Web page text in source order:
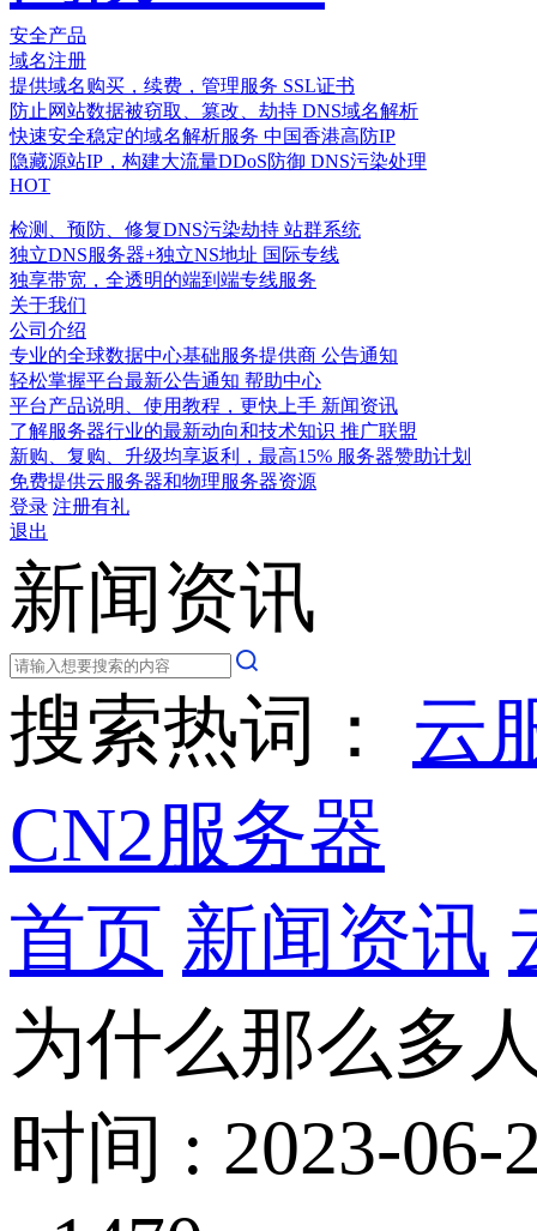
安全产品
域名注册
提供域名购买，续费，管理服务 SSL证书
防止网站数据被窃取、篡改、劫持 DNS域名解析
快速安全稳定的域名解析服务 中国香港高防IP
隐藏源站IP，构建大流量DDoS防御 DNS污染处理
HOT
检测、预防、修复DNS污染劫持 站群系统
独立DNS服务器+独立NS地址 国际专线
独享带宽，全透明的端到端专线服务
关于我们
公司介绍
专业的全球数据中心基础服务提供商 公告通知
轻松掌握平台最新公告通知 帮助中心
平台产品说明、使用教程，更快上手 新闻资讯
了解服务器行业的最新动向和技术知识 推广联盟
新购、复购、升级均享返利，最高15% 服务器赞助计划
免费提供云服务器和物理服务器资源
登录 注册有礼
退出
新闻资讯
搜索热词： 云
CN2服务器
首页 新闻资讯
为什么那么多
时间 : 2023-06-